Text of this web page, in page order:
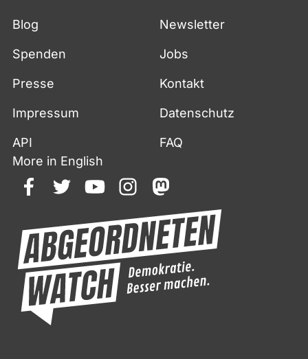
Blog Newsletter
Spenden Jobs
Presse Kontakt
Impressum Datenschutz
API
FAQ
More in English
facebooktwitteryoutubeinstagrammastodon